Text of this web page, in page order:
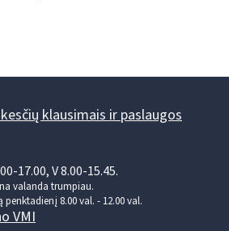
klausimais ir paslaugos
17.00, V 8.00-15.45.
valanda trumpiau.
8.00 val. - 12.00 val.
VMI